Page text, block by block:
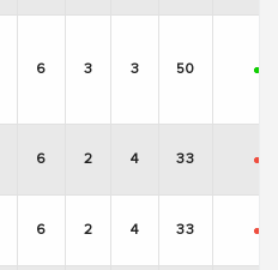
6 3 3 50 +
6 2 4 33 -
6 2 4 33 -